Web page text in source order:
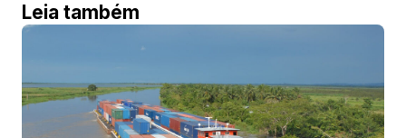
Leia também